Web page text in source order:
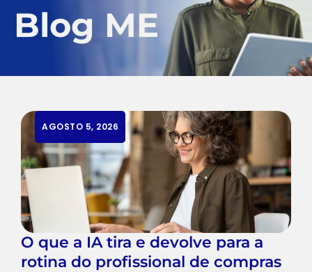
Blog ME
AGOSTO 5, 2026
O que a IA tira e devolve para a
rotina do profissional de compras